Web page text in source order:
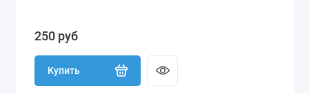
250 руб
Купить